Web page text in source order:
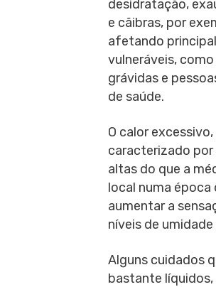
desidratação,
e cãibras, por
afetando
vulneráveis,
grávidas e
de saúde.
O calor
caracterizado
altas do que a
local numa época
aumentar a
níveis de
Alguns cuidados
bastante líquidos,